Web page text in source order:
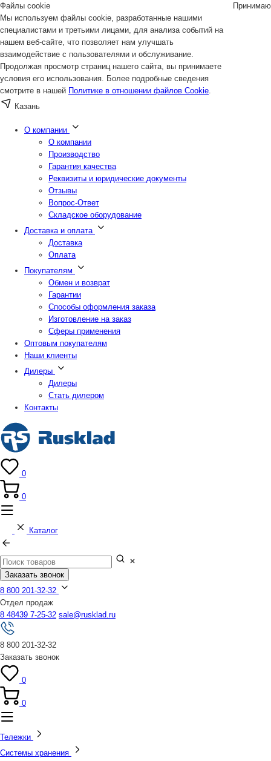
Файлы cookie
Мы используем файлы cookie, разработанные нашими
специалистами и третьими лицами, для анализа событий на
нашем веб-сайте, что позволяет нам улучшать
взаимодействие с пользователями и обслуживание.
Продолжая просмотр страниц нашего сайта, вы принимаете
условия его использования. Более подробные сведения
смотрите в нашей Политике в отношении файлов Cookie.
Принимаю
Казань
О компании
О компании
Производство
Гарантия качества
Реквизиты и юридические документы
Отзывы
Вопрос-Ответ
Складское оборудование
Доставка и оплата
Доставка
Оплата
Покупателям
Обмен и возврат
Гарантии
Способы оформления заказа
Изготовление на заказ
Сферы применения
Оптовым покупателям
Наши клиенты
Дилеры
Дилеры
Стать дилером
Контакты
0
0
Каталог
Заказать звонок
8 800 201-32-32
Отдел продаж
8 48439 7-25-32 sale@rusklad.ru
8 800 201-32-32
Заказать звонок
0
0
Тележки
Системы хранения